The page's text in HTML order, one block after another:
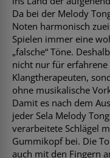
Da bei der Melody
Noten harmonisch
Spielen immer eine
„falsche“ Töne.
nicht nur für
Klangtherapeuten,
ohne musikalische
Damit es nach dem
jeder Sela Melody
verarbeitete Schlägel
Gummikopf bei. Die
auch mit den Fingern